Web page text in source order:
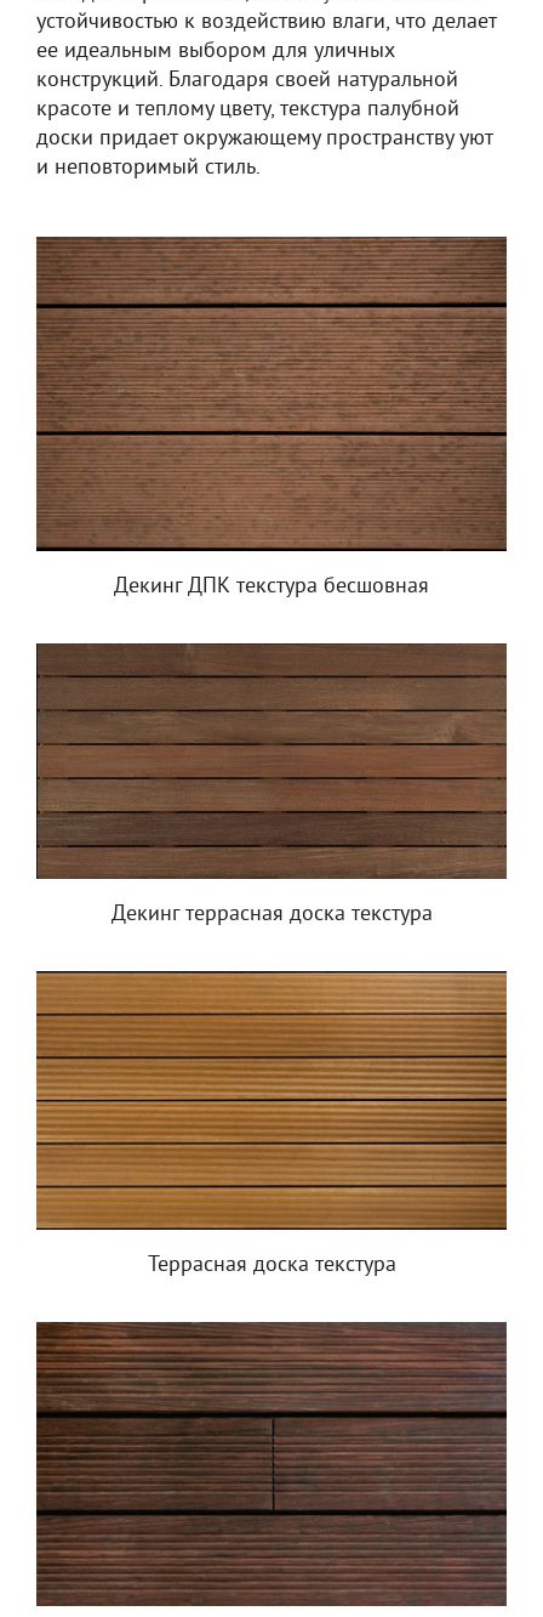
устойчивостью к воздействию влаги, что делает
ее идеальным выбором для уличных
конструкций. Благодаря своей натуральной
красоте и теплому цвету, текстура палубной
доски придает окружающему пространству уют
и неповторимый стиль.
Декинг ДПК текстура бесшовная
Декинг террасная доска текстура
Террасная доска текстура